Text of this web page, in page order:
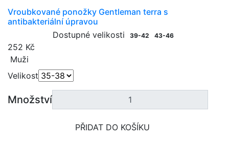
Vroubkované ponožky Gentleman terra s
antibakteriální úpravou
Dostupné velikosti
39-42 43-46
252 Kč
Muži
Velikost
Množství
PŘIDAT DO KOŠÍKU